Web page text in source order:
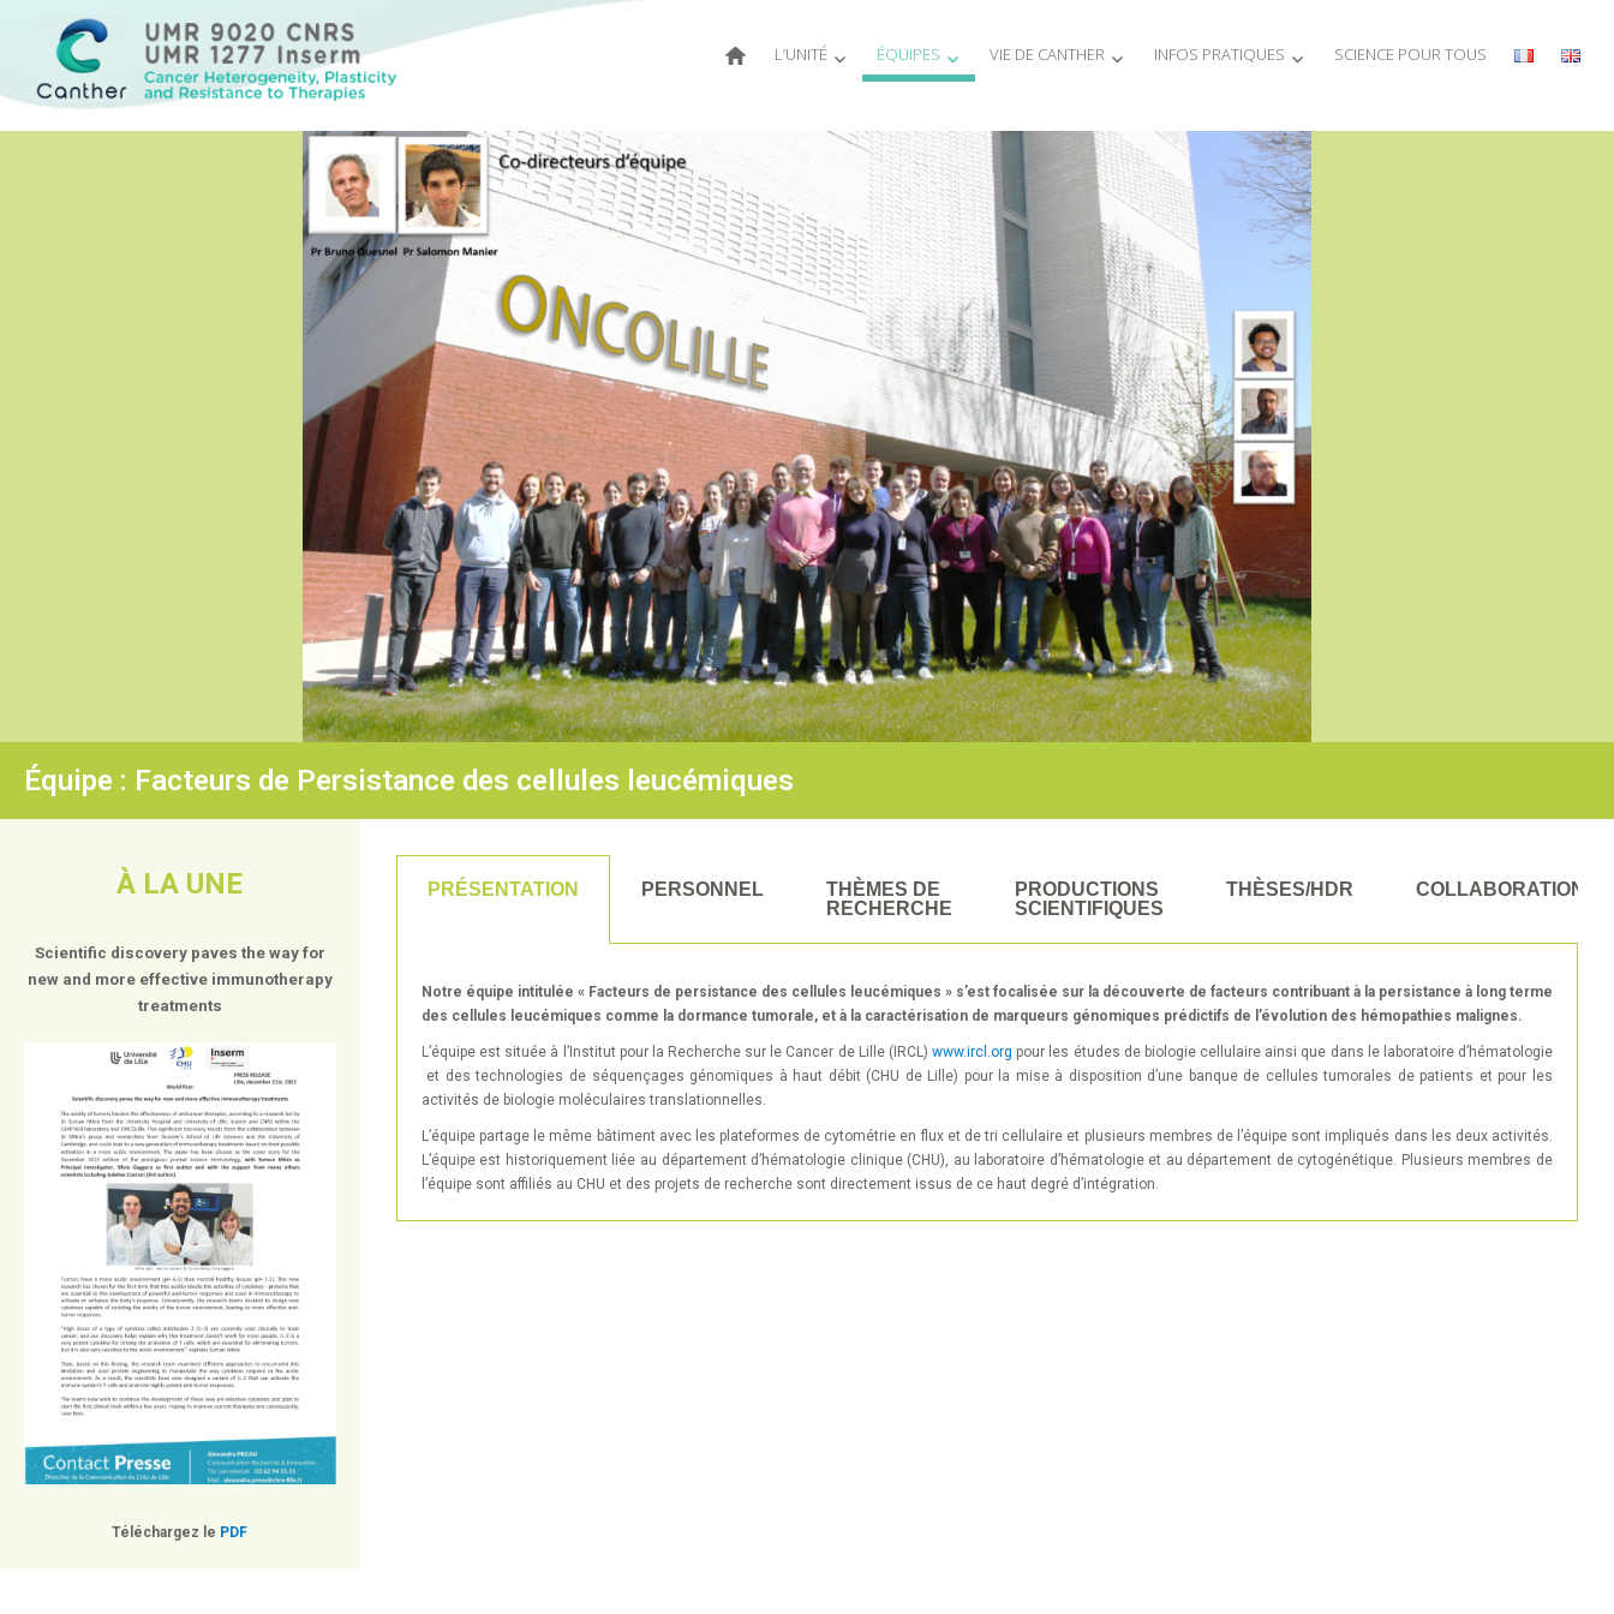
Cancer Heterogeneity, Plasticity and Resistance to Therapies
L’UNITÉ ÉQUIPES VIE DE CANTHER INFOS PRATIQUES SCIENCE POUR TOUS
Équipe : Facteurs de Persistance des cellules leucémiques
À LA UNE
Scientific discovery paves the way for
new and more effective immunotherapy
treatments
Téléchargez le PDF
PRÉSENTATION PERSONNEL
THÈMES DE
RECHERCHE
PRODUCTIONS
SCIENTIFIQUES
THÈSES/HDR COLLABORATIONS
Notre équipe intitulée « Facteurs de persistance des cellules leucémiques » s’est focalisée sur la découverte de facteurs contribuant à la persistance à long terme
des cellules leucémiques comme la dormance tumorale, et à la caractérisation de marqueurs génomiques prédictifs de l’évolution des hémopathies malignes.
L’équipe est située à l’Institut pour la Recherche sur le Cancer de Lille (IRCL)www.ircl.org pour les études de biologie cellulaire ainsi que dans le laboratoire d’hématologie
et des technologies de séquençages génomiques à haut débit (CHU de Lille) pour la mise à disposition d’une banque de cellules tumorales de patients et pour les
activités de biologie moléculaires translationnelles.
L’équipe partage le même bâtiment avec les plateformes de cytométrie en flux et de tri cellulaire et plusieurs membres de l’équipe sont impliqués dans les deux activités.
L’équipe est historiquement liée au département d’hématologie clinique (CHU), au laboratoire d’hématologie et au département de cytogénétique. Plusieurs membres de
l’équipe sont affiliés au CHU et des projets de recherche sont directement issus de ce haut degré d’intégration.